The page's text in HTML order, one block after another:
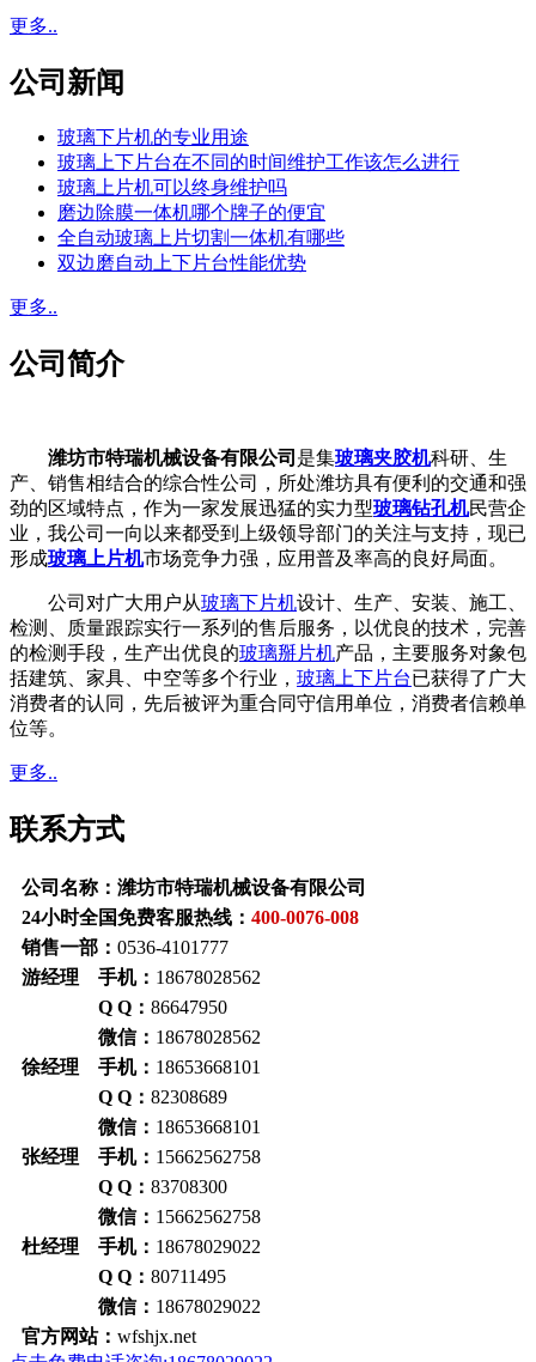
更多..
公司新闻
玻璃下片机的专业用途
玻璃上下片台在不同的时间维护工作该怎么进行
玻璃上片机可以终身维护吗
磨边除膜一体机哪个牌子的便宜
全自动玻璃上片切割一体机有哪些
双边磨自动上下片台性能优势
更多..
公司简介
潍坊市特瑞机械设备有限公司 是集玻璃夹胶机科研、生
产、销售相结合的综合性公司，所处潍坊具有便利的交通和强
劲的区域特点，作为一家发展迅猛的实力型玻璃钻孔机民营企
业，我公司一向以来都受到上级领导部门的关注与支持，现已
形成玻璃上片机市场竞争力强，应用普及率高的良好局面。
公司对广大用户从玻璃下片机设计、生产、安装、施工、
检测、质量跟踪实行一系列的售后服务，以优良的技术，完善
的检测手段，生产出优良的玻璃掰片机产品，主要服务对象包
括建筑、家具、中空等多个行业， 玻璃上下片台已获得了广大
消费者的认同，先后被评为重合同守信用单位，消费者信赖单
位等。
更多..
联系方式
公司名称：潍坊市特瑞机械设备有限公司
24小时全国免费客服热线： 400-0076-008
销售一部： 0536-4101777
游经理 手机： 18678028562
Q Q： 86647950
微信： 18678028562
徐经理 手机： 18653668101
Q Q： 82308689
微信： 18653668101
张经理 手机： 15662562758
Q Q： 83708300
微信： 15662562758
杜经理 手机： 18678029022
Q Q： 80711495
微信： 18678029022
官方网站： wfshjx.net